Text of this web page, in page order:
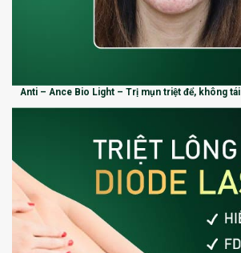
Anti – Ance Bio Light – Trị mụn triệt để, không